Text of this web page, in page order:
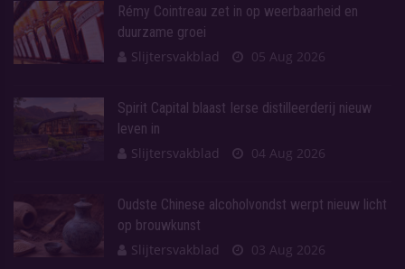
Rémy Cointreau zet in op weerbaarheid en
duurzame groei
Slijtersvakblad
05 Aug 2026
Spirit Capital blaast Ierse distilleerderij nieuw
leven in
Slijtersvakblad
04 Aug 2026
Oudste Chinese alcoholvondst werpt nieuw licht
op brouwkunst
Slijtersvakblad
03 Aug 2026